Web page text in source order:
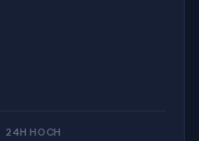
24H HOCH